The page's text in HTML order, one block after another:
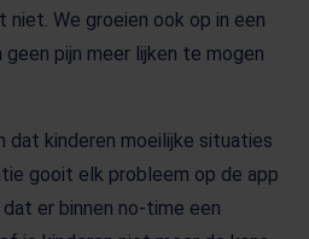
niet. We groeien ook op in een
pijn meer lijken te mogen
dat kinderen moeilijke situaties
gooit elk probleem op de app
er binnen no-time een